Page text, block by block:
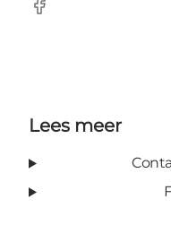
Facebook
Lees meer